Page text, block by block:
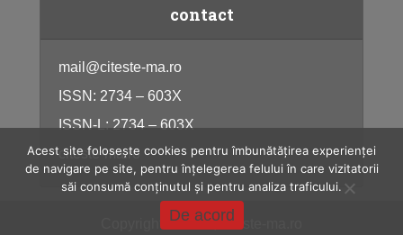
contact
mail@citeste-ma.ro
ISSN: 2734 – 603X
ISSN-L: 2734 – 603X
citeste-ma.ro
Copyright © 2026, citeste-ma.ro
Acest site folosește cookies pentru îmbunătățirea experienței
de navigare pe site, pentru înțelegerea felului în care vizitatorii
săi consumă conținutul și pentru analiza traficului.
De acord